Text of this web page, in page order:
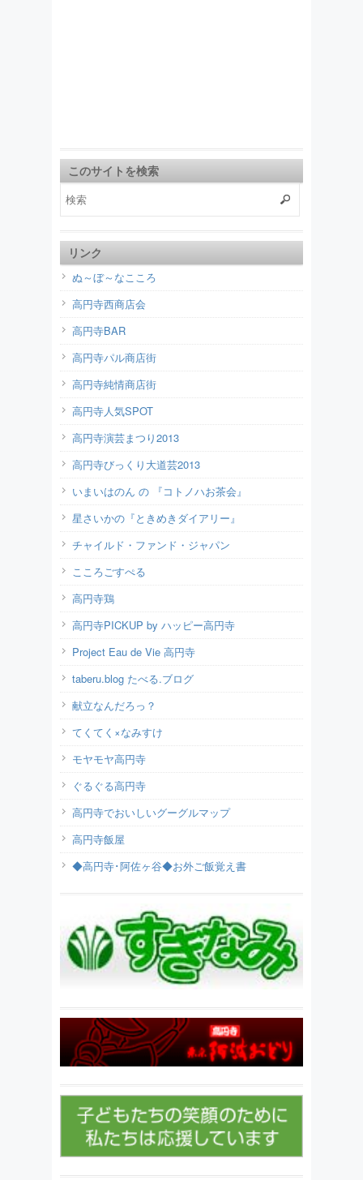
このサイトを検索
リンク
ぬ～ぼ～なこころ
高円寺西商店会
高円寺BAR
高円寺パル商店街
高円寺純情商店街
高円寺人気SPOT
高円寺演芸まつり2013
高円寺びっくり大道芸2013
いまいはのん の 『コトノハお茶会』
星さいかの『ときめきダイアリー』
チャイルド・ファンド・ジャパン
こころごすぺる
高円寺鶏
高円寺PICKUP by ハッピー高円寺
Project Eau de Vie 高円寺
taberu.blog たべる.ブログ
献立なんだろっ？
てくてく×なみすけ
モヤモヤ高円寺
ぐるぐる高円寺
高円寺でおいしいグーグルマップ
高円寺飯屋
◆高円寺･阿佐ヶ谷◆お外ご飯覚え書